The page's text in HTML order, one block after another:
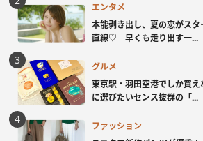
エンタメ
本能剥き出し、夏の恋がス
直線♡ 早くも走り出す一...
グルメ
東京駅・羽田空港でしか買
に選びたいセンス抜群の「...
ファッション